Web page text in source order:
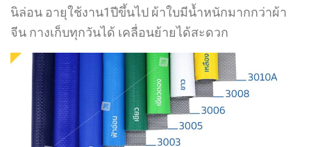
นิล่อน อายุใช้งาน1ปีขึ้นไป ผ้าใบมีน้ำหนักมากกว่าผ้า
จีน กางเก็บทุกวันได้ เคลื่อนย้ายได้สะดวก